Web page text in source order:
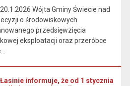
Wójta Gminy Świecie nad
o środowiskowych
przedsięwzięcia
eksploatacji oraz przeróbce
informuje, że od 1 stycznia